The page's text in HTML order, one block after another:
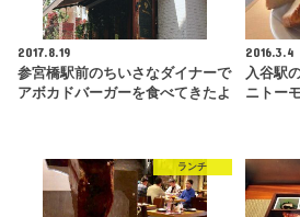
2017.8.19
参宮橋駅前のちいさなダイナーで
アボカドバーガーを食べてきたよ
2016.3.4
入谷駅
ニトー
ランチ